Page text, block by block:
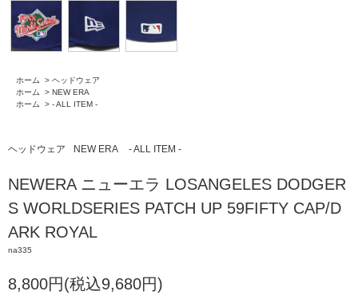
ホーム > ヘッドウェア
ホーム
> NEW ERA
ホーム
> - ALL ITEM -
ヘッドウェア NEW ERA - ALL ITEM -
NEWERA ニューエラ LOSANGELES DODGER
S WORLDSERIES PATCH UP 59FIFTY CAP/D
ARK ROYAL
na335
8,800円(税込9,680円)